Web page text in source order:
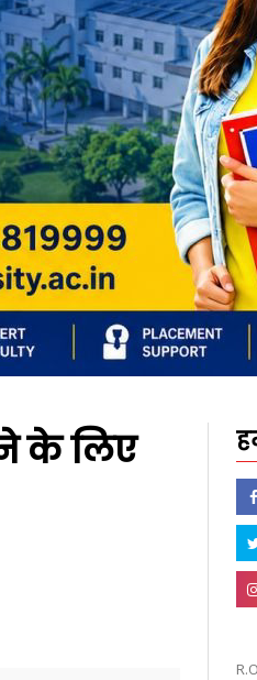
के लिए